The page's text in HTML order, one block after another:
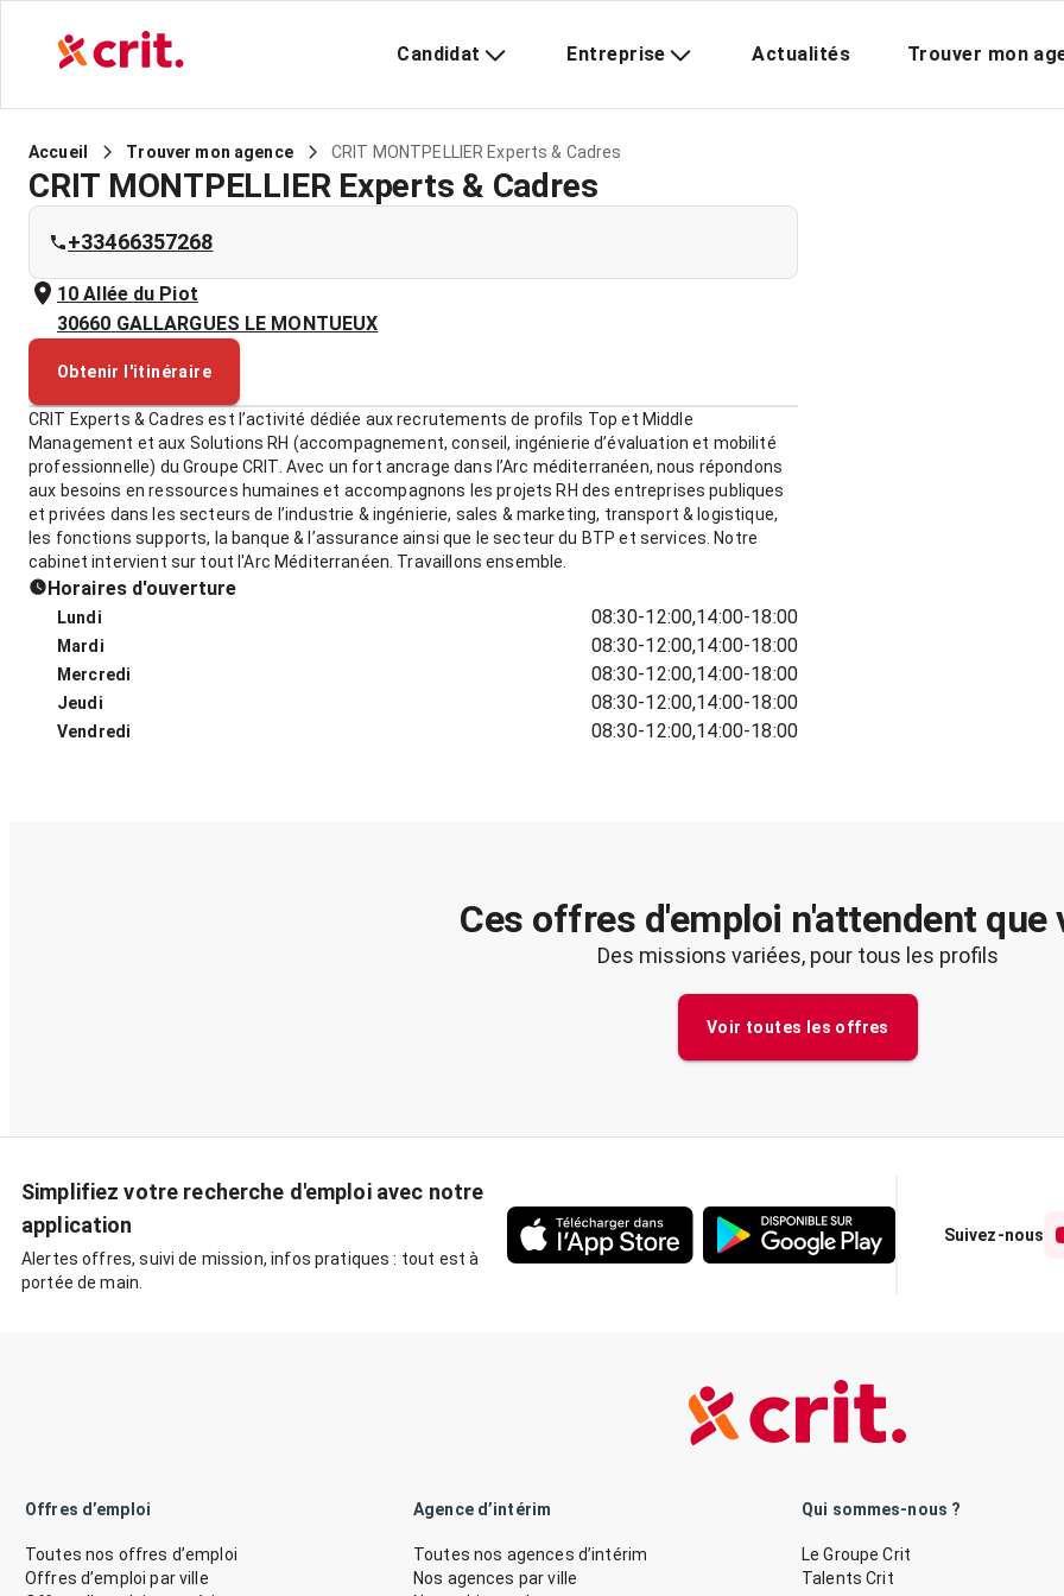
Candidat Entreprise Actualités Trouver mon
Accueil Trouver mon agence CRIT MONTPELLIER Experts & Cadres
CRIT MONTPELLIER Experts & Cadres
+33466357268
10 Allée du Piot
30660 GALLARGUES LE MONTUEUX
Obtenir l'itinéraire
CRIT Experts & Cadres est l’activité dédiée aux recrutements de profils Top et Middle
Management et aux Solutions RH (accompagnement, conseil, ingénierie d’évaluation et mobilité
professionnelle) du Groupe CRIT. Avec un fort ancrage dans l’Arc méditerranéen, nous répondons
aux besoins en ressources humaines et accompagnons les projets RH des entreprises publiques
et privées dans les secteurs de l’industrie & ingénierie, sales & marketing, transport & logistique,
les fonctions supports, la banque & l’assurance ainsi que le secteur du BTP et services. Notre
cabinet intervient sur tout l'Arc Méditerranéen. Travaillons ensemble.
Horaires d'ouverture
Lundi 08:30-12:00,14:00-18:00
Mardi 08:30-12:00,14:00-18:00
Mercredi 08:30-12:00,14:00-18:00
Jeudi 08:30-12:00,14:00-18:00
Vendredi 08:30-12:00,14:00-18:00
Ces offres d'emploi n'attendent que
Des missions variées, pour tous les profils
Voir toutes les offres
Simplifiez votre recherche d'emploi avec notre
application
Alertes offres, suivi de mission, infos pratiques : tout est à
portée de main.
Suivez-nous
Offres d’emploi
Toutes nos offres d’emploi
Offres d’emploi par ville
Agence d’intérim
Toutes nos agences d’intérim
Nos agences par ville
Qui sommes-nous ?
Le Groupe Crit
Talents Crit